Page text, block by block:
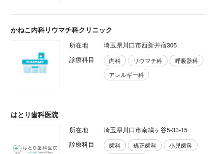
かねこ内科リウマチ科クリニック
所在地
埼玉県川口市西新井宿305
診療科目
内科 リウマチ科
呼吸器科
アレルギー科
はとり歯科医院
所在地
埼玉県川口市南鳩ヶ谷5-33-15
診療科目
歯科 矯正歯科
小児歯科